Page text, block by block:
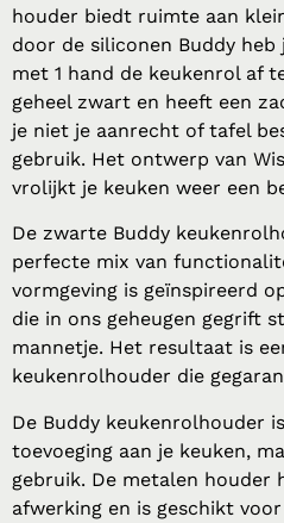
houder biedt ruimte aan
door de siliconen Buddy heb
met 1 hand de keukenrol af
geheel zwart en heeft een
je niet je aanrecht of tafel
gebruik. Het ontwerp van
vrolijkt je keuken weer een
De zwarte Buddy
perfecte mix van
vormgeving is geïnspireerd
die in ons geheugen gegrift
mannetje. Het resultaat is
keukenrolhouder die
De Buddy keukenrolhouder
toevoeging aan je keuken,
gebruik. De metalen houder
afwerking en is geschikt